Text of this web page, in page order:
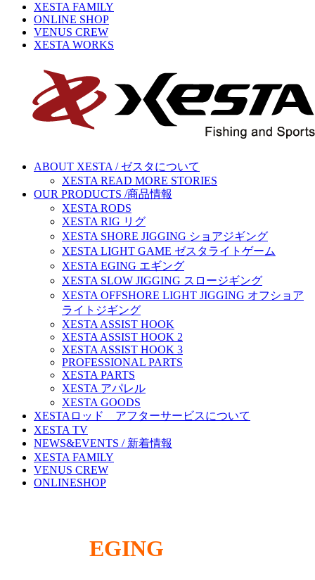
XESTA FAMILY
ONLINE SHOP
VENUS CREW
XESTA WORKS
ABOUT XESTA / ゼスタについて
XESTA READ MORE STORIES
OUR PRODUCTS /商品情報
XESTA RODS
XESTA RIG リグ
XESTA SHORE JIGGING ショアジギング
XESTA LIGHT GAME ゼスタライトゲーム
XESTA EGING エギング
XESTA SLOW JIGGING スロージギング
XESTA OFFSHORE LIGHT JIGGING オフショア
ライトジギング
XESTA ASSIST HOOK
XESTA ASSIST HOOK 2
XESTA ASSIST HOOK 3
PROFESSIONAL PARTS
XESTA PARTS
XESTA アパレル
XESTA GOODS
XESTAロッド アフターサービスについて
XESTA TV
NEWS&EVENTS / 新着情報
XESTA FAMILY
VENUS CREW
ONLINESHOP
EGING